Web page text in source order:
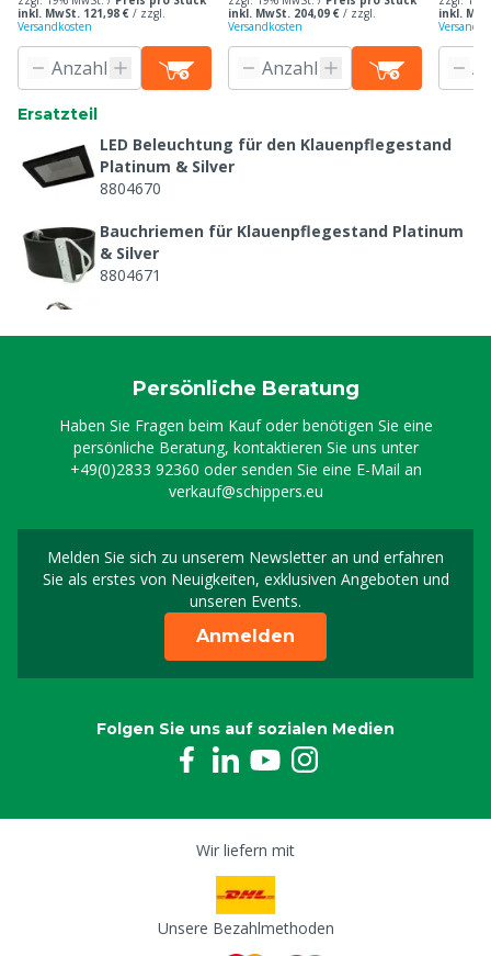
inkl. MwSt. 121,98 € / zzgl.
Versandkosten
inkl. MwSt. 204,09 € / zzgl.
Versandkosten
inkl.
Ersatzteil
LED Beleuchtung für den Klauenpflegestand
Platinum & Silver
8804670
Bauchriemen für Klauenpflegestand Platinum
& Silver
8804671
Silver
Gasfeder Tür für Klauenpflegestand Platinum &
Silver
8804673
Gasfeder Fixierungsbügel für Klauenpflegestand
Platinum & Silver
Klapphaken
8804675
Vorderbeinhaken für den Klauenpflegestand
Platinum & Silver, p/2
8804676
Seil Vorderbein 8 mm, 5 m
8804678
Werkzeughalterung für Klauenpflegestand
Platinum & Silver
Persönliche Beratung
Haben Sie Fragen beim Kauf oder benötigen Sie eine
persönliche Beratung, kontaktieren Sie uns unter
+49(0)2833 92360 oder senden Sie eine E-Mail an
verkauf@schippers.eu
Melden Sie sich zu unserem Newsletter an und erfahren
Sie als erstes von Neuigkeiten, exklusiven Angeboten und
unseren Events.
Melden Sie sich für
Anmelden
Folgen Sie uns auf sozialen Medien
Wir liefern mit
Unsere Bezahlmethoden